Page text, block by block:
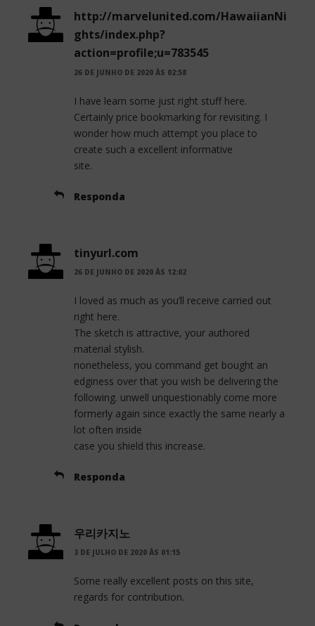
http://marvelunited.com/HawaiianNi
ghts/index.php?
action=profile;u=783545
26 DE JUNHO DE 2020 ÀS 02:58
I have learn some just right stuff here.
Certainly price bookmarking for revisiting. I
wonder how much attempt you place to
create such a excellent informative
site.
Responda
tinyurl.com
26 DE JUNHO DE 2020 ÀS 12:02
I loved as much as you’ll receive carried out
right here.
The sketch is attractive, your authored
material stylish.
nonetheless, you command get bought an
edginess over that you wish be delivering the
following. unwell unquestionably come more
formerly again since exactly the same nearly a
lot often inside
case you shield this increase.
Responda
우리카지노
3 DE JULHO DE 2020 ÀS 01:15
Some really excellent posts on this site,
regards for contribution.